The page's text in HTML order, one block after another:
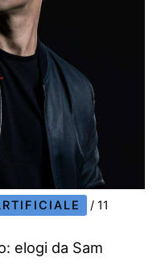
/11
elogi da Sam